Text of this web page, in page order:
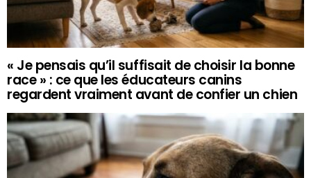
« Je pensais qu’il suffisait de choisir la bonne
race » : ce que les éducateurs canins
regardent vraiment avant de confier un chien